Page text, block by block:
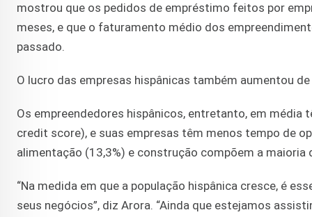
mostrou que os pedidos de empréstimo feitos por
meses, e que o faturamento médio dos
passado.
O lucro das empresas hispânicas também aumentou
Os empreendedores hispânicos, entretanto, em
credit score), e suas empresas têm menos tempo de
alimentação (13,3%) e construção compõem a maioria
“Na medida em que a população hispânica cresce, é
seus negócios”, diz Arora. “Ainda que estejamos